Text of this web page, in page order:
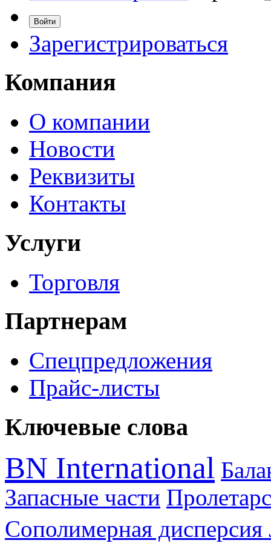
Зарегистрироваться
Компания
О компании
Новости
Реквизиты
Контакты
Услуги
Торговля
Партнерам
Спецпредложения
Прайс-листы
Ключевые слова
BN International
Запасные части
Сополимерная дисперсия